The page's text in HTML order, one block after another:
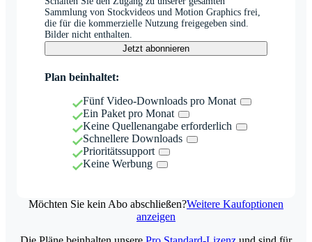
Sammlung von Stockvideos und Motion Graphics frei,
die für die kommerzielle Nutzung freigegeben sind.
Bilder nicht enthalten.
Jetzt abonnieren
Plan beinhaltet:
Fünf Video-Downloads pro Monat
Ein Paket pro Monat
Keine Quellenangabe erforderlich
Schnellere Downloads
Prioritätssupport
Keine Werbung
Möchten Sie kein Abo abschließen?Weitere Kaufoptionen
anzeigen